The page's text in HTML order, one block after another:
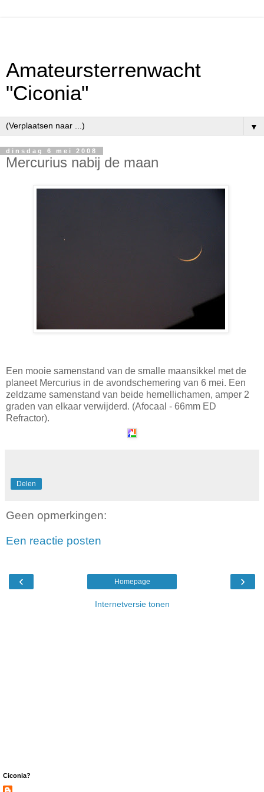
Amateursterrenwacht
"Ciconia"
▼
dinsdag 6 mei 2008
Mercurius nabij de maan
Een mooie samenstand van de smalle maansikkel met de
planeet Mercurius in de avondschemering van 6 mei. Een
zeldzame samenstand van beide hemellichamen, amper 2
graden van elkaar verwijderd. (Afocaal - 66mm ED
Refractor).
Delen
Geen opmerkingen:
Een reactie posten
‹ ›
Homepage
Internetversie tonen
Ciconia?